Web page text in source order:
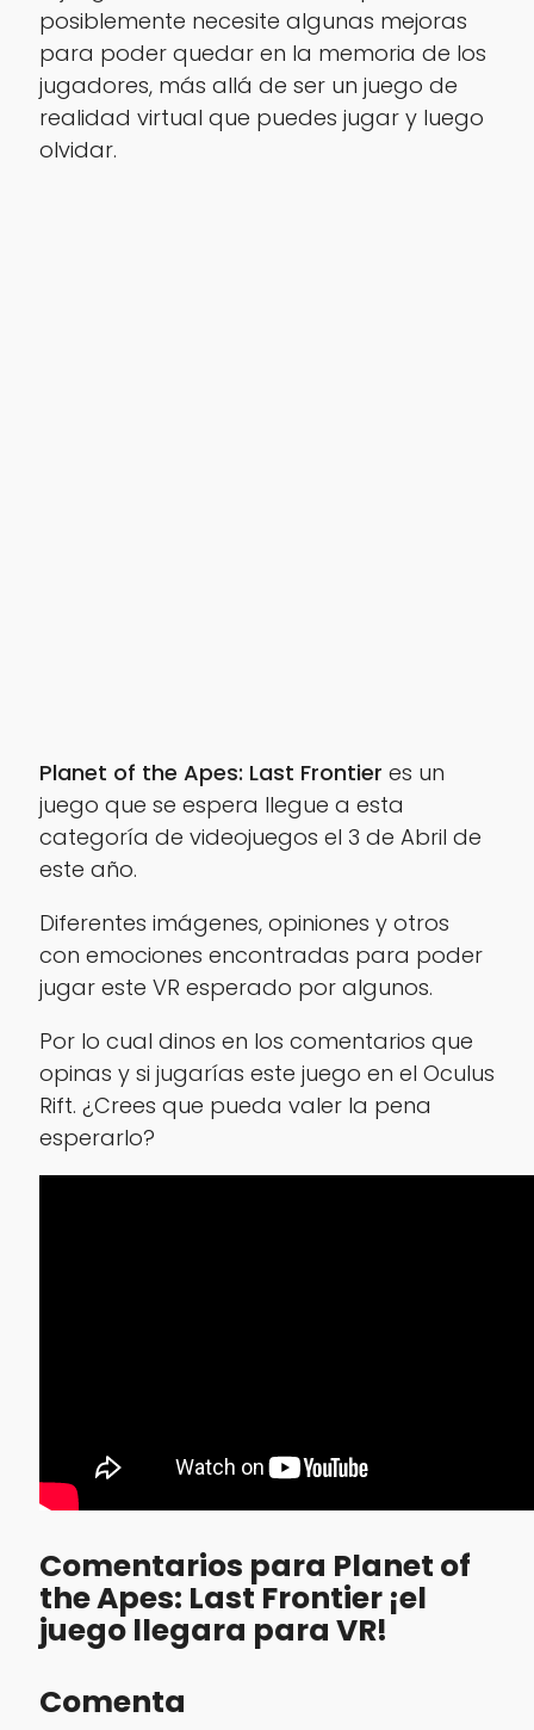
posiblemente necesite algunas mejoras
para poder quedar en la memoria de los
jugadores, más allá de ser un juego de
realidad virtual que puedes jugar y luego
olvidar.
Planet of the Apes: Last Frontier es un
juego que se espera llegue a esta
categoría de videojuegos el 3 de Abril de
este año.
Diferentes imágenes, opiniones y otros
con emociones encontradas para poder
jugar este VR esperado por algunos.
Por lo cual dinos en los comentarios que
opinas y si jugarías este juego en el Oculus
Rift. ¿Crees que pueda valer la pena
esperarlo?
Comentarios para Planet of
the Apes: Last Frontier ¡el
juego llegara para VR!
Comenta